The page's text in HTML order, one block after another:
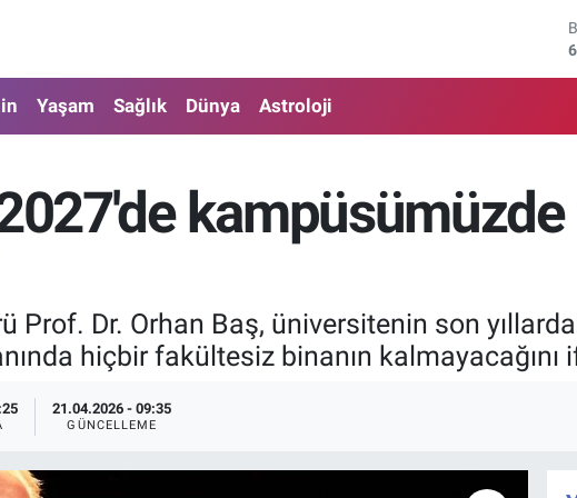
Yaşam Sağlık Dünya Astroloji
Prof. Dr. Orhan Baş, üniversitenin son
hiçbir fakültesiz binanın kalmayacağını
21.04.2026 - 09:35
GÜNCELLEME